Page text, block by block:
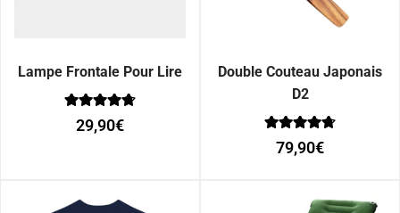
Lampe Frontale Pour Lire
Note
0
29,90€
Double Couteau Japonais
D2
Note
0
79,90€